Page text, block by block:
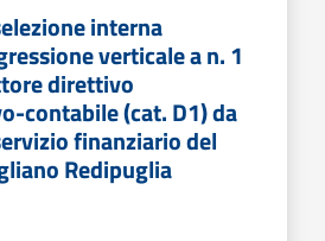
interna
verticale a n. 1
direttivo
contabile (cat. D1) da
finanziario del
Redipuglia